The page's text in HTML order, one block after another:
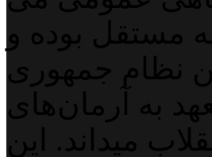
مستقل بوده و
نظام جمهوری
به آرمان‌های
میداند. این